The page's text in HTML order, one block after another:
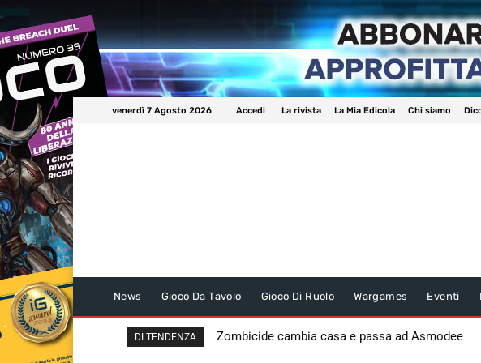
venerdì 7 Agosto 2026 Accedi La rivista La Mia Edicola Chi siamo
News Gioco Da Tavolo Gioco Di Ruolo Wargames Eventi
DI TENDENZA Zombicide cambia casa e passa ad Asmodee